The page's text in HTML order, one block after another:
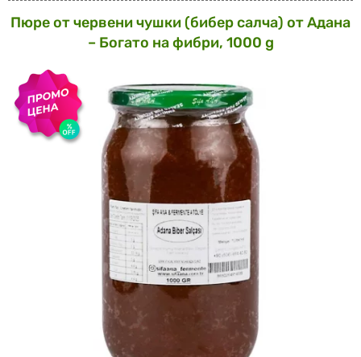
Пюре от червени чушки (бибер салча) от Адана
– Богато на фибри, 1000 g